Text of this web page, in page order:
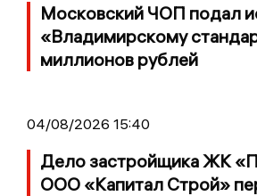
Московский ЧОП подал
«Владимирскому
миллионов рублей
04/08/2026 15:40
Дело застройщика ЖК
ООО «Капитал Строй»